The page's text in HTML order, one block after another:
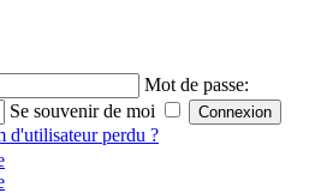
Mot de passe:
Se souvenir de moi
d'utilisateur perdu ?